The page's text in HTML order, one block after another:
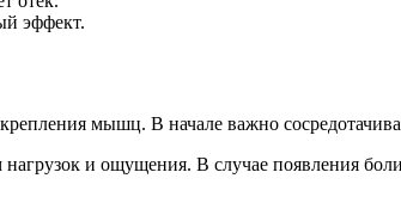
эффект.
мышц. В начале важно
и ощущения. В случае появления